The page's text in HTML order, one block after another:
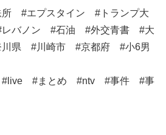
#エプスタイン #トランプ大
バノン #石油 #外交青書​​ #大
県 #川崎市 #京都府 #小6男
#live #まとめ #ntv #事件 #事